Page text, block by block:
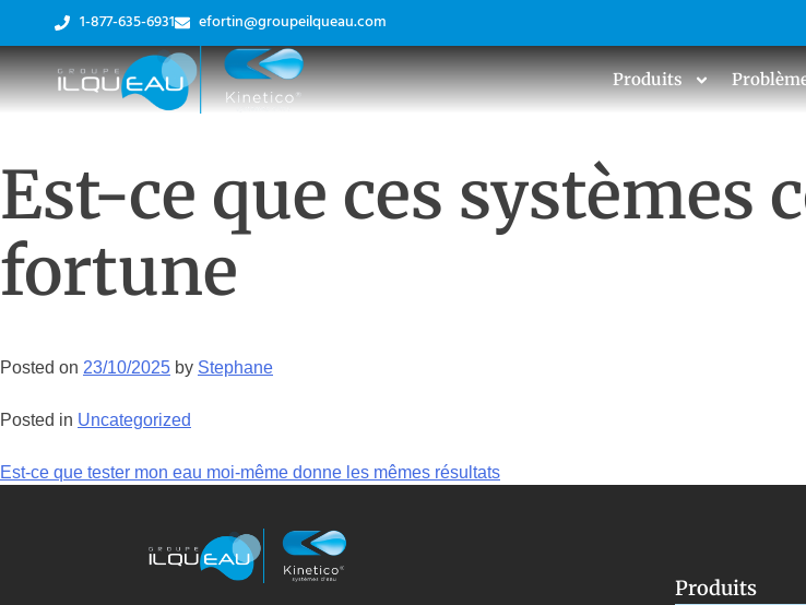
1-877-635-6931 efortin@groupeilqueau.com
Produits
Est-ce que ces
fortune
Posted on 23/10/2025 by Stephane
Posted in Uncategorized
Est-ce que tester mon eau moi-même donne les mêmes résultats
Produits